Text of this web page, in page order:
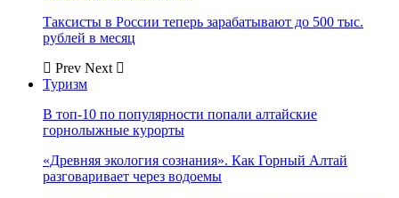
Таксисты в России теперь зарабатывают до 500 тыс.
рублей в месяц
Prev Next
Туризм
В топ-10 по популярности попали алтайские
горнолыжные курорты
«Древняя экология сознания». Как Горный Алтай
разговаривает через водоемы